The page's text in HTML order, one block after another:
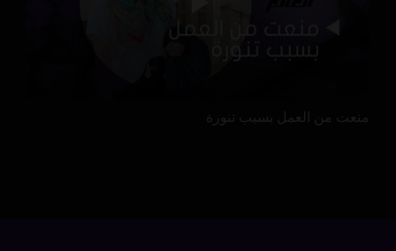
منعت من العمل بسبب تنورة